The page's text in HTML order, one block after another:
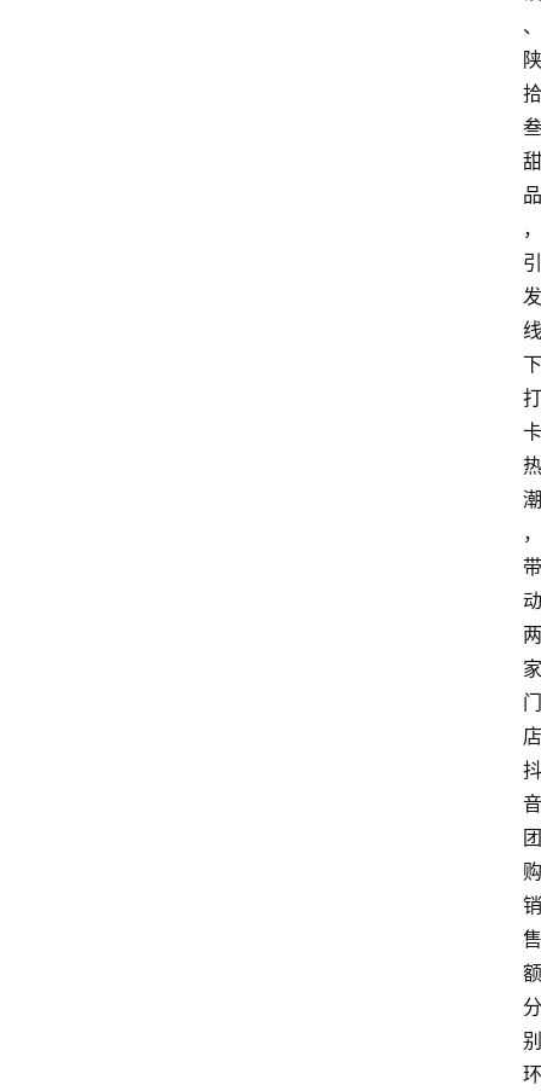
、
陕
拾
叁
甜
品
，
引
发
线
下
打
卡
热
潮
，
带
动
两
家
门
店
抖
音
团
购
销
售
额
分
别
环